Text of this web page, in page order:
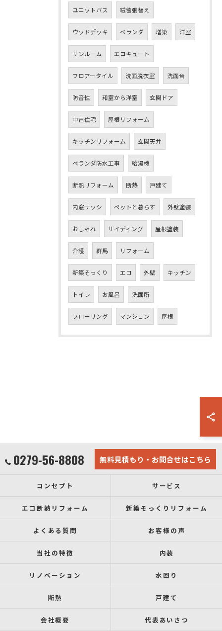
ユニットバス 絨毯張替え
ウッドデッキ ベランダ 増築 洋室
サンルーム エコキュート
フロアータイル 洗面脱衣室 洗面台
防音性 和室から洋室 玄関ドア
中古住宅 屋根リフォーム
キッチンリフォーム 玄関天井
ベランダ防水工事 給湯機
断熱リフォーム 断熱 戸建て
内窓サッシ ペットと暮らす 外壁塗装
おしゃれ サイディング 屋根塗装
介護 群馬 リフォーム
新築そっくり エコ 外壁 キッチン
トイレ お風呂 洗面所
フローリング マンション 屋根
0279-56-8808 無料見積もり・お問合せはこちら
コンセプト サービス
エコ断熱リフォーム 新築そっくりリフォーム
よくある質問 お客様の声
当社の特徴 内装
リノベーション 水回り
断熱 戸建て
会社概要 代表あいさつ